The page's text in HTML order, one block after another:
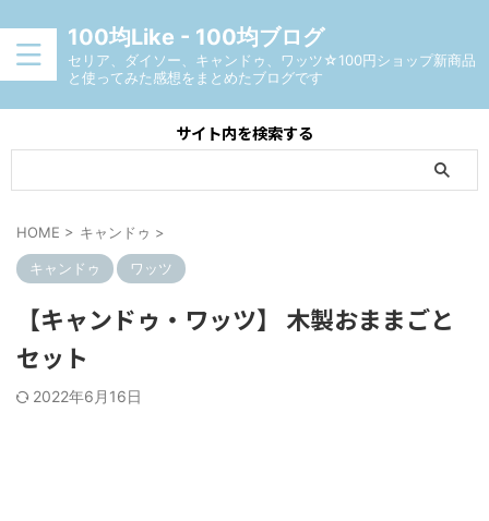
100均Like - 100均ブログ
セリア、ダイソー、キャンドゥ、ワッツ☆100円ショップ新商品
と使ってみた感想をまとめたブログです
サイト内を検索する
HOME > キャンドゥ >
キャンドゥ ワッツ
【キャンドゥ・ワッツ】 木製おままごと
セット
2022年6月16日